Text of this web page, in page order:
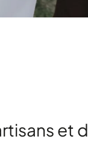
et